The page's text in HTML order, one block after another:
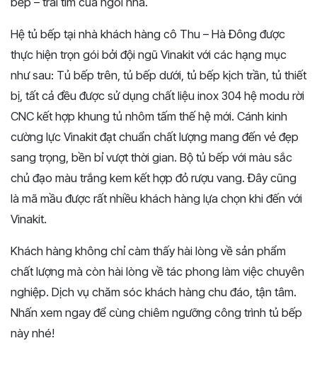
Hệ tủ bếp tại nhà khách hàng cô Thu – Hà Đông được
thực hiện trọn gói bởi đội ngũ Vinakit với các hạng mục
như sau: Tủ bếp trên, tủ bếp dưới, tủ bếp kịch trần, tủ thiết
bị, tất cả đều được sử dụng chất liệu inox 304 hệ modu rời
CNC kết hợp khung tủ nhôm tấm thế hệ mới. Cánh kinh
cường lực Vinakit đạt chuẩn chất lượng mang đến vẻ đẹp
sang trọng, bền bỉ vượt thời gian. Bộ tủ bếp với màu sắc
chủ đạo màu trắng kem kết hợp đỏ rượu vang. Đây cũng
là mã mầu được rất nhiều khách hàng lựa chọn khi đến với
Vinakit.
Khách hàng không chỉ càm thấy hài lòng về sản phẩm
chất lượng mà còn hài lòng về tác phong làm việc chuyên
nghiệp. Dịch vụ chăm sóc khách hàng chu đáo, tận tâm.
Nhấn xem ngay để cùng chiêm ngưỡng công trình tủ bếp
này nhé!